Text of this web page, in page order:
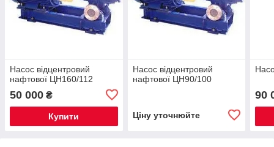
Насос відцентровий
нафтової ЦН160/112
50 000 ₴
Купити
Насос відцентровий
нафтової ЦН90/100
Ціну уточнюйте
90